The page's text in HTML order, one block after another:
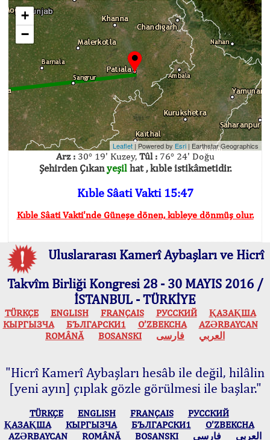
+
−
Leaflet| Powered by Esri | Earthstar Geographics
Arz :30° 19' Kuzey, Tûl :76° 24' Doğu
Şehirden Çıkanyeşilhat , kıble istikâmetidir.
Kıble Sâati Vakti 15:47
Kıble Sâati Vakti'nde Güneşe dönen, kıbleye dönmüş olur.
Uluslararası Kamerî Aybaşları ve Hicrî
Takvîm Birliği Kongresi 28 - 30 MAYIS 2016 /
İSTANBUL - TÜRKİYE
TÜRKÇE ENGLISH FRANÇAIS РУССКИЙ
ҚАЗАҚША
КЫPГЫЗЧA
БЪЛГАРСКИ1 O’ZBEKCHA
AZӘRBAYCAN
ROMÂNĂ
BOSANSKI العربي فارسی
"Hicrî Kamerî Aybaşları hesâb ile değil, hilâlin
[yeni ayın] çıplak gözle görülmesi ile başlar."
TÜRKÇE ENGLISH FRANÇAIS
РУССКИЙ
ҚАЗАҚША
КЫPГЫЗЧA БЪЛГАРСКИ1
O’ZBEKCHA
AZӘRBAYCAN
ROMÂNĂ BOSANSKI العربي فارسی